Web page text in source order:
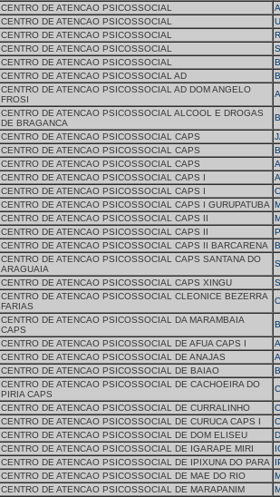
CENTRO DE ATENCAO PSICOSSOCIAL
CENTRO DE ATENCAO PSICOSSOCIAL
CENTRO DE ATENCAO PSICOSSOCIAL
CENTRO DE ATENCAO PSICOSSOCIAL
CENTRO DE ATENCAO PSICOSSOCIAL
CENTRO DE ATENCAO PSICOSSOCIAL AD
CENTRO DE ATENCAO PSICOSSOCIAL AD DOM ANGELO
FROSI
CENTRO DE ATENCAO PSICOSSOCIAL ALCOOL E DROGAS
DE BRAGANCA
CENTRO DE ATENCAO PSICOSSOCIAL CAPS
CENTRO DE ATENCAO PSICOSSOCIAL CAPS
CENTRO DE ATENCAO PSICOSSOCIAL CAPS
CENTRO DE ATENCAO PSICOSSOCIAL CAPS I
CENTRO DE ATENCAO PSICOSSOCIAL CAPS I
CENTRO DE ATENCAO PSICOSSOCIAL CAPS I GURUPATUBA
CENTRO DE ATENCAO PSICOSSOCIAL CAPS II
CENTRO DE ATENCAO PSICOSSOCIAL CAPS II
CENTRO DE ATENCAO PSICOSSOCIAL CAPS II BARCARENA
CENTRO DE ATENCAO PSICOSSOCIAL CAPS SANTANA DO
ARAGUAIA
CENTRO DE ATENCAO PSICOSSOCIAL CAPS XINGU
CENTRO DE ATENCAO PSICOSSOCIAL CLEONICE BEZERRA
FARIAS
CENTRO DE ATENCAO PSICOSSOCIAL DA MARAMBAIA
CAPS
CENTRO DE ATENCAO PSICOSSOCIAL DE AFUA CAPS I
CENTRO DE ATENCAO PSICOSSOCIAL DE ANAJAS
CENTRO DE ATENCAO PSICOSSOCIAL DE BAIAO
CENTRO DE ATENCAO PSICOSSOCIAL DE CACHOEIRA DO
PIRIA CAPS
CENTRO DE ATENCAO PSICOSSOCIAL DE CURRALINHO
CENTRO DE ATENCAO PSICOSSOCIAL DE CURUCA CAPS I
CENTRO DE ATENCAO PSICOSSOCIAL DE DOM ELISEU
CENTRO DE ATENCAO PSICOSSOCIAL DE IGARAPE MIRI
CENTRO DE ATENCAO PSICOSSOCIAL DE IPIXUNA DO PARA
CENTRO DE ATENCAO PSICOSSOCIAL DE MAE DO RIO
CENTRO DE ATENCAO PSICOSSOCIAL DE MARAPANIM